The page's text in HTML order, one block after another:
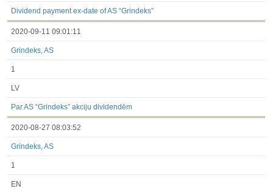
Dividend payment ex-date of AS “Grindeks”
2020-09-11 09:01:11
Grindeks, AS
1
LV
Par AS “Grindeks” akciju dividendēm
2020-08-27 08:03:52
Grindeks, AS
1
EN